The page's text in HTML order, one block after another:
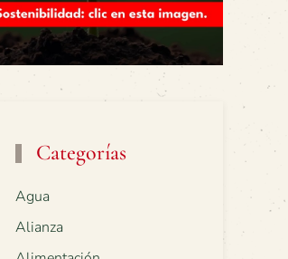
Categorías
Agua
Alianza